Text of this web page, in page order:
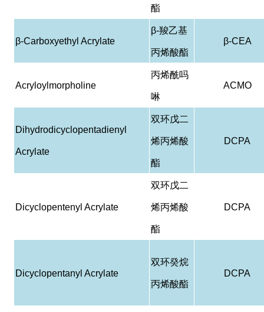
酯
β-Carboxyethyl Acrylate
β-羧乙基
丙烯酸酯
β-CEA
Acryloylmorpholine
丙烯酰吗
啉
ACMO
Dihydrodicyclopentadienyl
Acrylate
双环戊二
烯丙烯酸
酯
DCPA
Dicyclopentenyl Acrylate
双环戊二
烯丙烯酸
酯
DCPA
Dicyclopentanyl Acrylate
双环癸烷
丙烯酸酯
DCPA